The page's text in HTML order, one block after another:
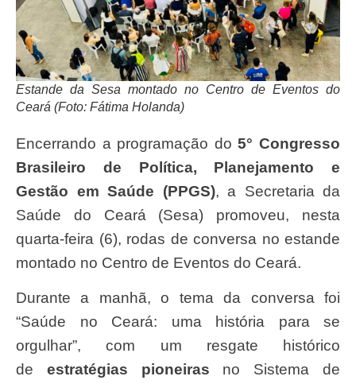
Estande da Sesa montado no Centro de Eventos do
Ceará (Foto: Fátima Holanda)
Encerrando a programação do5° Congresso
Brasileiro de Política, Planejamento e
Gestão em Saúde (PPGS), a Secretaria da
Saúde do Ceará (Sesa) promoveu, nesta
quarta-feira (6), rodas de conversa no estande
montado no Centro de Eventos do Ceará.
Durante a manhã, o tema da conversa foi
“Saúde no Ceará: uma história para se
orgulhar”, com um resgate histórico
de estratégias pioneiras no Sistema de